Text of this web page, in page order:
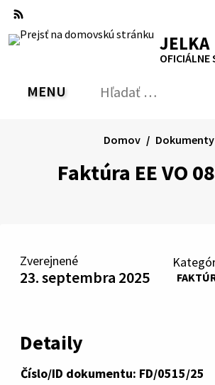
Preskočiť
obsah
RSS MapaTlačiť JELKA
OFICIÁLNE
PREPNÚŤ
MENU Hľadať:
Faktúra EE VO
Domov Dokumenty
Zverejnené
23. septembra 2025
Detaily
Číslo/ID dokumentu: FD/0515/25